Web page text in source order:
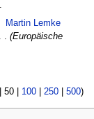
Martin Lemke
Europäische
50| 100| 250| 500)